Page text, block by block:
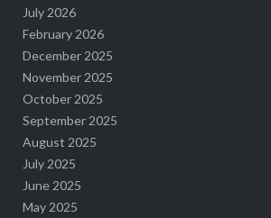
July 2026
February 2026
December 2025
November 2025
October 2025
September 2025
August 2025
July 2025
June 2025
May 2025